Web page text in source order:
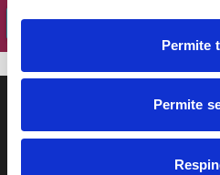
Permite
Permite
OK